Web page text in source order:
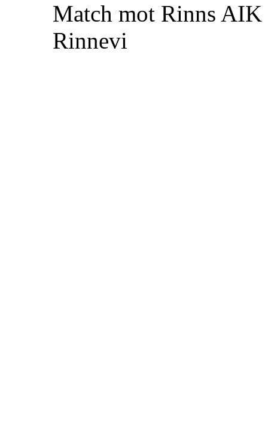
Match mot Rinns AIK
Rinnevi